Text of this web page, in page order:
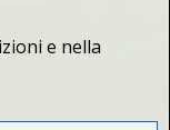
e nella